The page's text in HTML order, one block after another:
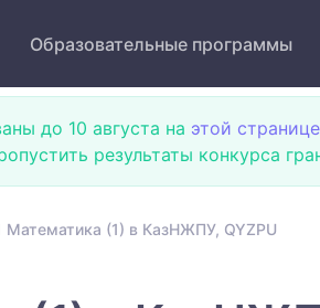
Образовательные программы
до 10 августа на этой странице
результаты конкурса
Математика (1) в КазНЖПУ, QYZPU